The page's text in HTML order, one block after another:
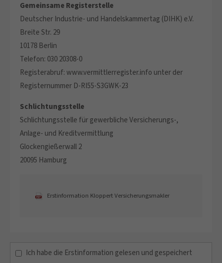
Gemeinsame Registerstelle
Deutscher Industrie- und Handelskammertag (DIHK) e.V.
Breite Str. 29
10178 Berlin
Telefon: 030 20308-0
Registerabruf: www.vermittlerregister.info unter der
Registernummer D-RI55-S3GWK-23
Schlichtungsstelle
Schlichtungsstelle für gewerbliche Versicherungs-,
Anlage- und Kreditvermittlung
Glockengießerwall 2
20095 Hamburg
Erstinformation Kloppert Versicherungsmakler
Ich habe die Erstinformation gelesen und gespeichert